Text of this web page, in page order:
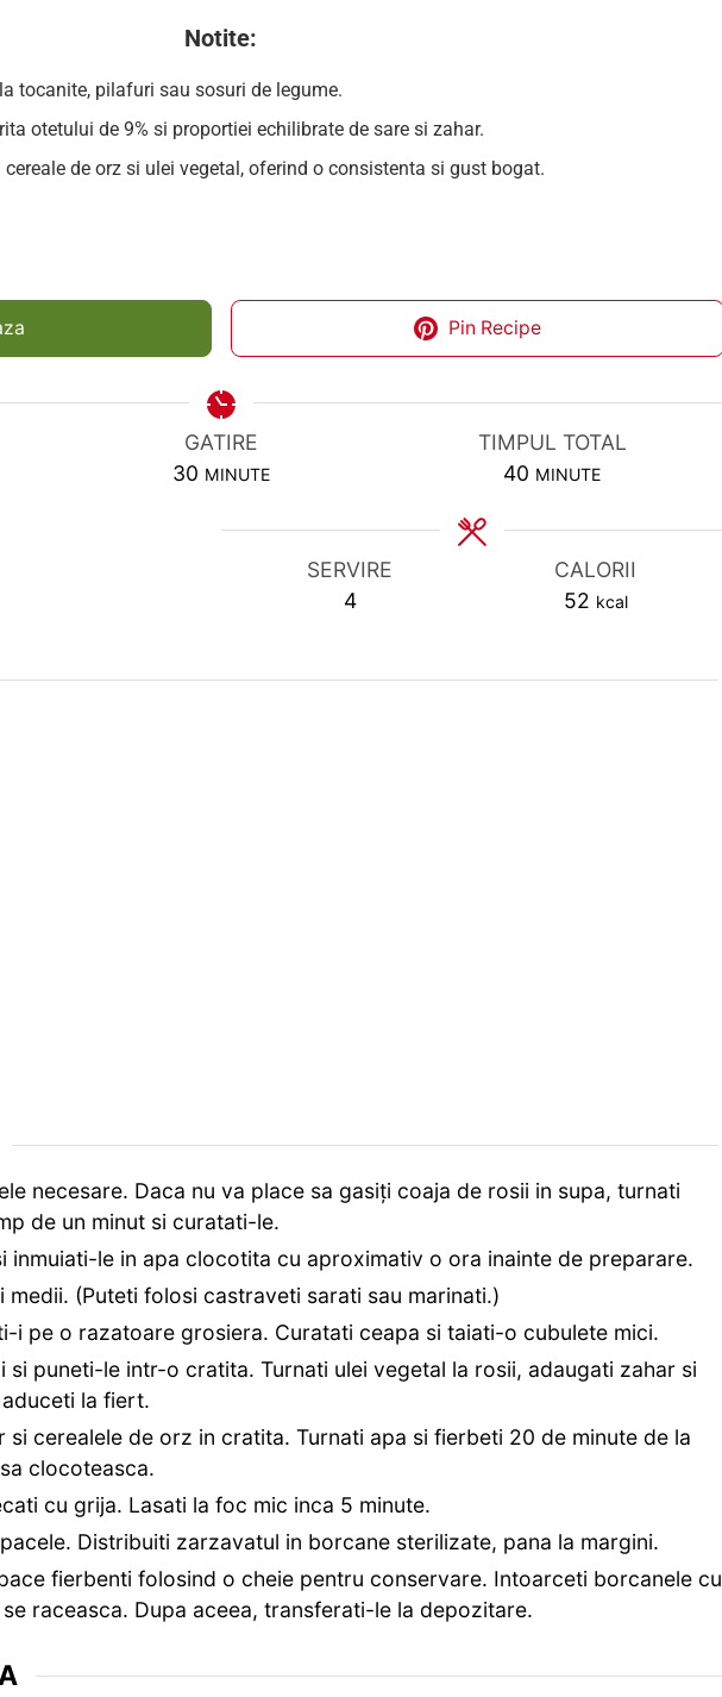
Notite:
tocanite, pilafuri sau sosuri de legume.
otetului de 9% si proportiei echilibrate de sare si zahar.
de orz si ulei vegetal, oferind o consistenta si gust bogat.
Pin Recipe
GATIRE
30MINUTES
MINUTE
TIMPUL TOTAL
40 MINUTES
MINUTE
SERVIRE
4
CALORII
52 kcal
necesare. Daca nu va place sa gasiți coaja de rosii in supa, turnati
de un minut si curatati-le.
inmuiati-le in apa clocotita cu aproximativ o ora inainte de preparare.
(Puteti folosi castraveti sarati sau marinati.)
i pe o razatoare grosiera. Curatati ceapa si taiati-o cubulete mici.
si puneti-le intr-o cratita. Turnati ulei vegetal la rosii, adaugati zahar si
la fiert.
si cerealele de orz in cratita. Turnati apa si fierbeti 20 de minute de la
clocoteasca.
cu grija. Lasati la foc mic inca 5 minute.
Distribuiti zarzavatul in borcane sterilizate, pana la margini.
fierbenti folosind o cheie pentru conservare. Intoarceti borcanele cu
raceasca. Dupa aceea, transferati-le la depozitare.